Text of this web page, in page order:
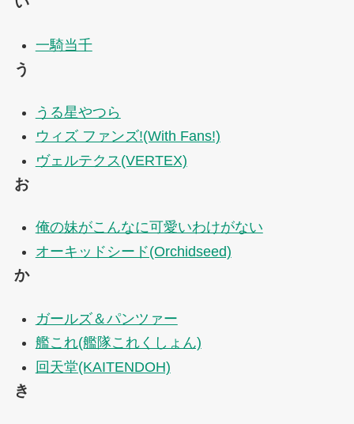
一騎当千
う
うる星やつら
ウィズ ファンズ!(With Fans!)
ヴェルテクス(VERTEX)
お
俺の妹がこんなに可愛いわけがない
オーキッドシード(Orchidseed)
か
ガールズ＆パンツァー
艦これ(艦隊これくしょん)
回天堂(KAITENDOH)
き